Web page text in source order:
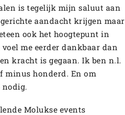
is tegelijk mijn saluut aan
aandacht krijgen maar
ook het hoogtepunt in
me eerder dankbaar dan
kracht is gegaan. Ik ben n.l.
minus honderd. En om
nodig.
Molukse events